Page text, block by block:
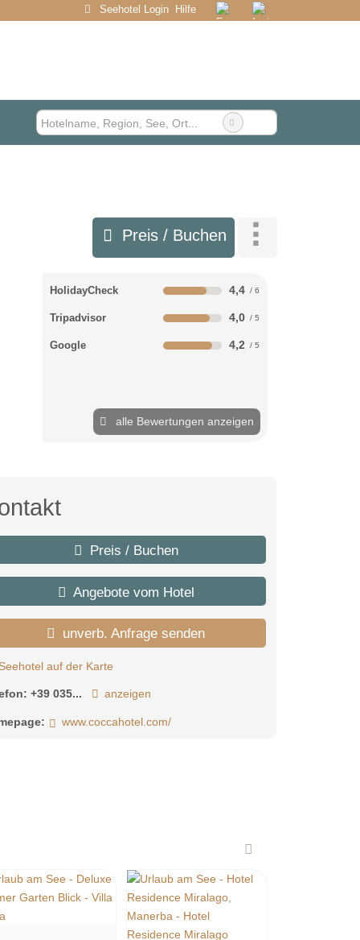
Seehotel Login Hilfe
Preis / Buchen
HolidayCheck 4,4
Tripadvisor 4,0
Google 4,2
alle Bewertungen anzeigen
Preis / Buchen
Angebote vom Hotel
unverb. Anfrage senden
Seehotel auf der Karte
+39 035... anzeigen
www.coccahotel.com/